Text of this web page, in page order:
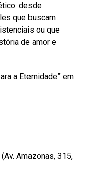
desde
que buscam
ou que
de amor e
a Eternidade” em
Av. Amazonas, 315,